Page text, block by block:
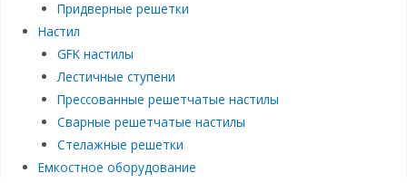
Придверные решетки
Настил
GFK настилы
Лестичные ступени
Прессованные решетчатые настилы
Сварные решетчатые настилы
Стелажные решетки
Емкостное оборудование